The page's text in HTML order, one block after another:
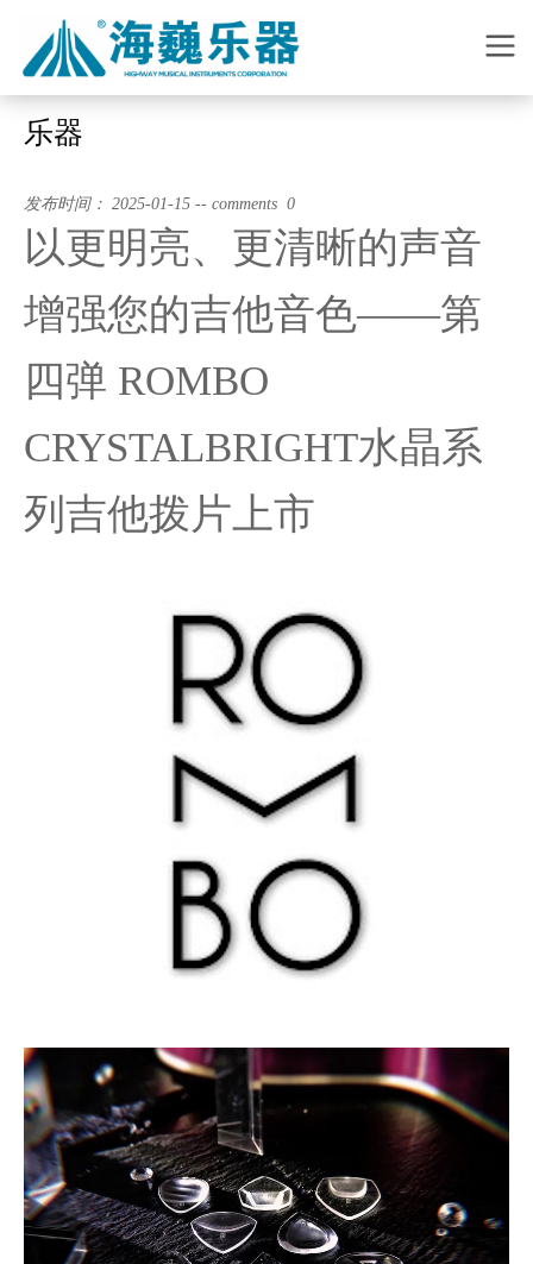
乐器
发布时间： 2025-01-15 -- comments 0
以更明亮、更清晰的声音
增强您的吉他音色——第
四弹 ROMBO
CRYSTALBRIGHT水晶系
列吉他拨片上市